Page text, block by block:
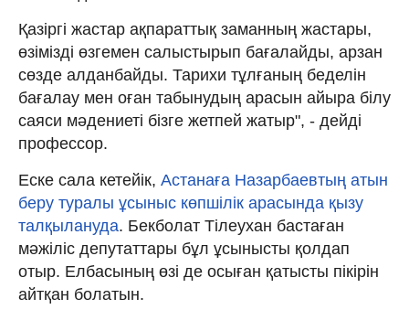
Қазіргі жастар ақпараттық заманның жастары,
өзімізді өзгемен салыстырып бағалайды, арзан
сөзде алданбайды. Тарихи тұлғаның беделін
бағалау мен оған табынудың арасын айыра білу
саяси мәдениеті бізге жетпей жатыр", - дейді
профессор.
Еске сала кетейік, Астанаға Назарбаевтың атын
беру туралы ұсыныс көпшілік арасында қызу
талқылануда. Бекболат Тілеухан бастаған
мәжіліс депутаттары бұл ұсынысты қолдап
отыр. Елбасының өзі де осыған қатысты пікірін
айтқан болатын.